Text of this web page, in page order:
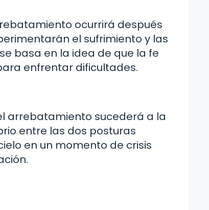
ocurrirá después
el sufrimiento y las
basa en la idea de que la fe
enfrentar dificultades.
arrebatamiento sucederá a la
entre las dos posturas
en un momento de crisis